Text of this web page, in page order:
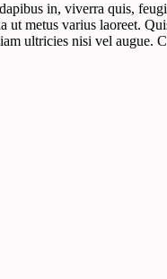
in, viverra quis,
ut metus varius laoreet.
ultricies nisi vel augue.